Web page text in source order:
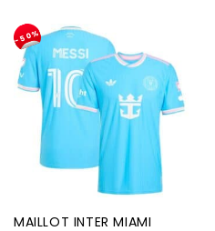
-50%
MAILLOT INTER MIAMI